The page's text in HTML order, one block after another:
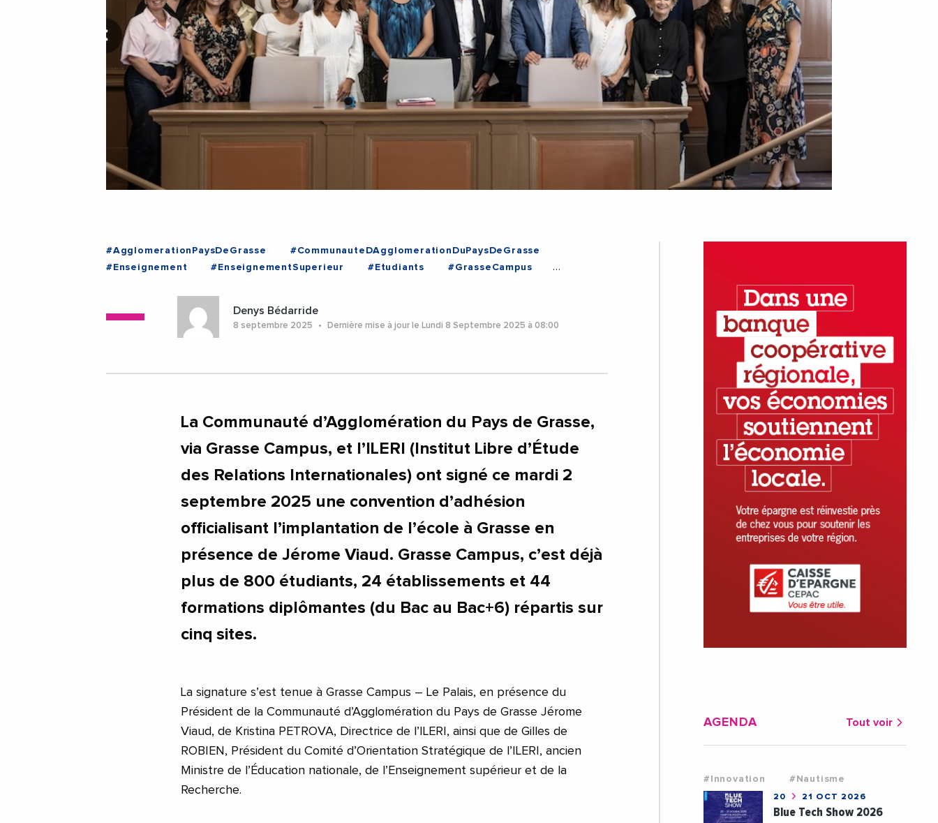
#AgglomerationPaysDeGrasse
#CommunauteDAgglomerationDuPaysDeGrasse
#Enseignement
#EnseignementSuperieur #Etudiants
#GrasseCampus
Denys Bédarride
8 septembre 2025 Dernière mise à jour le Lundi 8 Septembre 2025 à 08:00
La Communauté d’Agglomération du Pays de Grasse,
via Grasse Campus, et l’ILERI (Institut Libre d’Étude
des Relations Internationales) ont signé ce mardi 2
septembre 2025 une convention d’adhésion
officialisant l’implantation de l’école à Grasse en
présence de Jérome Viaud. Grasse Campus, c’est déjà
plus de 800 étudiants, 24 établissements et 44
formations diplômantes (du Bac au Bac+6) répartis sur
cinq sites.
La signature s’est tenue à Grasse Campus – Le Palais, en présence du
Président de la Communauté d’Agglomération du Pays de Grasse Jérome
Viaud, de Kristina PETROVA, Directrice de l’ILERI, ainsi que de Gilles de
ROBIEN, Président du Comité d’Orientation Stratégique de l’ILERI, ancien
Ministre de l’Éducation nationale, de l’Enseignement supérieur et de la
Recherche.
AGENDA Tout voir
#Innovation #Nautisme
20 21 OCT 2026
Blue Tech Show 2026